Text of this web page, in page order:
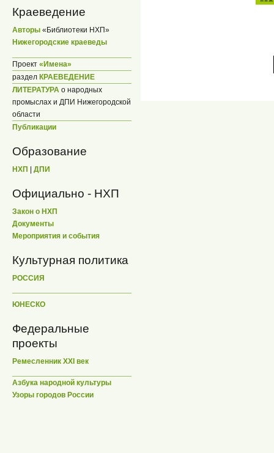
Краеведение
Авторы «Библиотеки НХП»
Нижегородские краеведы
Проект «Имена»
раздел КРАЕВЕДЕНИЕ
ЛИТЕРАТУРА о народных
промыслах и ДПИ Нижегородской
области
Публикации
Образование
НХП | ДПИ
Официально - НХП
Закон о НХП
Документы
Мероприятия и события
Культурная политика
РОССИЯ
ЮНЕСКО
Федеральные
проекты
Ремесленник XXI век
Азбука народной культуры
Узоры городов России